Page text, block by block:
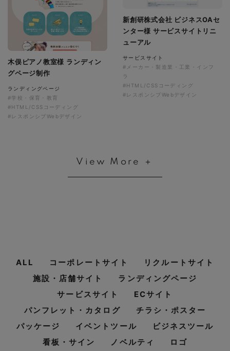
新創研株式会社 ビジネスOAセ
ンター様 サービスサイトリニ
ューアル
サービスサイト
#メーカー・製造業・工業・インフ
ラ
#HTML/CSSコーディング
#レスポンシブWebデザイン
木俣ピアノ教室様 ランディン
グページ制作
ランディングページ
#学校・保育・教育
#HTML/CSSコーディング
#レスポンシブWebデザイン
View More ＋
ALL コーポレートサイト
リクルートサイト
施設・店舗サイト
ランディングページ
サービスサイト
ECサイト
パンフレット・カタログ
チラシ・ポスター
パッケージ
イベントツール
ビジネスツール
看板・サイン
ノベルティ
ロゴ